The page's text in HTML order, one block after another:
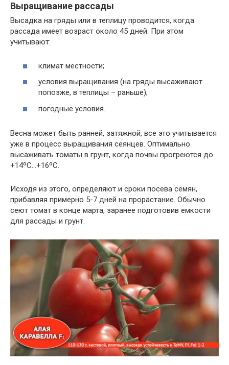
Выращивание рассады
Высадка на гряды или в теплицу проводится, когда
рассада имеет возраст около 45 дней. При этом
учитывают:
климат местности;
условия выращивания (на гряды высаживают
попозже, в теплицы – раньше);
погодные условия.
Весна может быть ранней, затяжной, все это учитывается
уже в процесс выращивания сеянцев. Оптимально
высаживать томаты в грунт, когда почвы прогреются до
+14ºC…+16ºC.
Исходя из этого, определяют и сроки посева семян,
прибавляя примерно 5-7 дней на прорастание. Обычно
сеют томат в конце марта, заранее подготовив емкости
для рассады и грунт.